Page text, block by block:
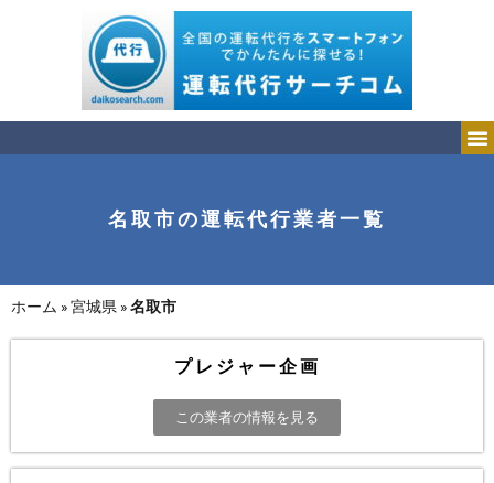
名取市の運転代行業者一覧
ホーム »宮城県 »名取市
プレジャー企画
この業者の情報を見る